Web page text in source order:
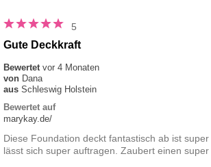
5
Gute Deckkraft
Bewertet vor 4 Monaten
von Dana
aus Schleswig Holstein
Bewertet auf
marykay.de/
Diese Foundation deckt fantastisch ab ist
lässt sich super auftragen. Zaubert einen super